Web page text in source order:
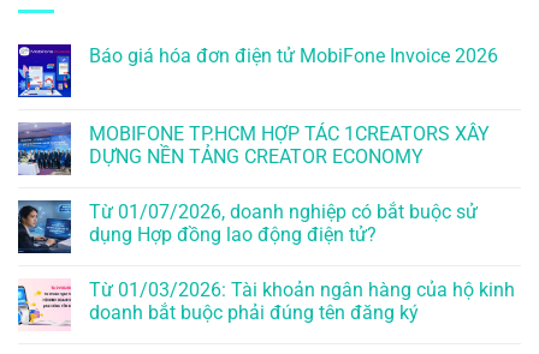
Báo giá hóa đơn điện tử MobiFone Invoice 2026
MOBIFONE TP.HCM HỢP TÁC 1CREATORS XÂY
DỰNG NỀN TẢNG CREATOR ECONOMY
Từ 01/07/2026, doanh nghiệp có bắt buộc sử
dụng Hợp đồng lao động điện tử?
Từ 01/03/2026: Tài khoản ngân hàng của hộ kinh
doanh bắt buộc phải đúng tên đăng ký